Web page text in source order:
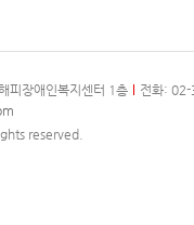
피장애인복지센터 1층
전화:
reserved.